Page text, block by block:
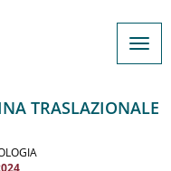
TRASLAZIONALE